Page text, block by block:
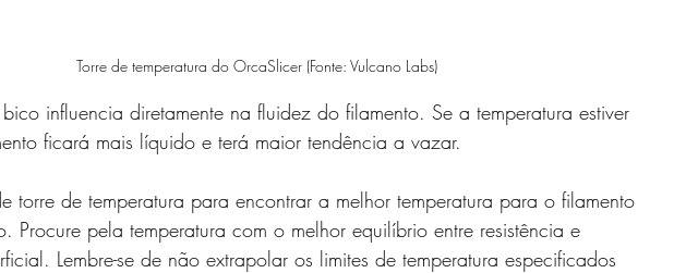
Torre de temperatura do OrcaSlicer (Fonte: Vulcano Labs)
influencia diretamente na fluidez do filamento. Se a temperatura estiver
ficará mais líquido e terá maior tendência a vazar.
torre de temperatura para encontrar a melhor temperatura para o filamento
Procure pela temperatura com o melhor equilíbrio entre resistência e
Lembre-se de não extrapolar os limites de temperatura especificados